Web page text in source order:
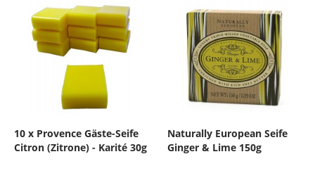
10 x Provence Gäste-Seife
Citron (Zitrone) - Karité 30g
Naturally European Seife
Ginger & Lime 150g